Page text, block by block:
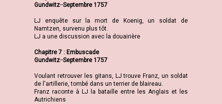
Gundwitz ̶ Septembre 1757
LJ enquête sur la mort de Koenig, un soldat de
Namtzen, survenu plus tôt.
LJ a une discussion avec la douairière
Chapitre 7 : Embuscade
Gundwitz ̶ Septembre 1757
Voulant retrouver les gitans, LJ trouve Franz, un soldat
de l'artillerie, tombé dans un terrier de blaireau.
Franz raconte à LJ la bataille entre les Anglais et les
Autrichiens